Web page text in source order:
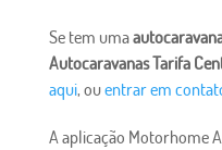
Se tem uma
Autocaravanas Tarifa
aqui, ouentrar em
A aplicação Motorhome